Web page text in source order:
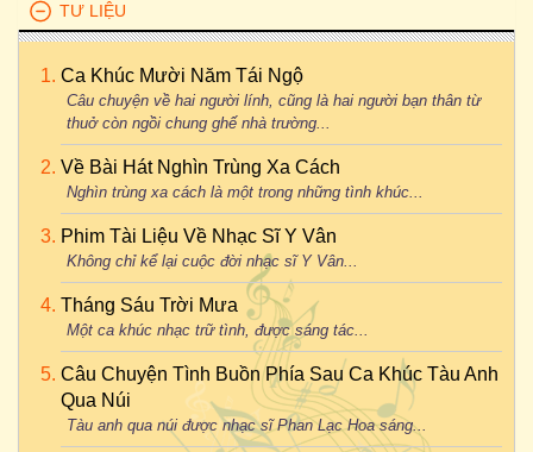
TƯ LIỆU
Ca Khúc Mười Năm Tái Ngộ
Câu chuyện về hai người lính, cũng là hai người bạn thân từ
thuở còn ngồi chung ghế nhà trường...
Về Bài Hát Nghìn Trùng Xa Cách
Nghìn trùng xa cách là một trong những tình khúc...
Phim Tài Liệu Về Nhạc Sĩ Y Vân
Không chỉ kể lại cuộc đời nhạc sĩ Y Vân...
Tháng Sáu Trời Mưa
Một ca khúc nhạc trữ tình, được sáng tác...
Câu Chuyện Tình Buồn Phía Sau Ca Khúc Tàu Anh
Qua Núi
Tàu anh qua núi được nhạc sĩ Phan Lạc Hoa sáng...